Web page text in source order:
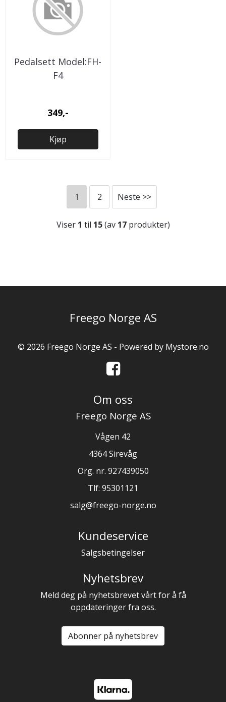
Pedalsett Model:FH-
F4
349,-
Kjøp
1 2 Neste >>
Viser 1 til 15(av 17produkter)
Freego Norge AS
© 2026 Freego Norge AS - Powered by Mystore.no
Om oss
Freego Norge AS
Vågen 42
4364 Sirevåg
Org. nr. 927439050
Tlf: 95301121
salg@freego-norge.no
Kundeservice
Salgsbetingelser
Nyhetsbrev
Meld deg på nyhetsbrevet vårt for å få
oppdateringer fra oss.
Abonner på nyhetsbrev